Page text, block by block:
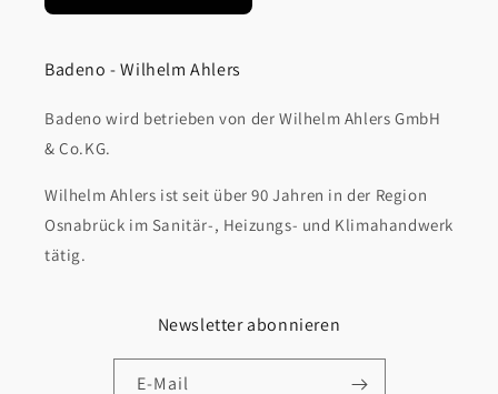
Badeno - Wilhelm Ahlers
Badeno wird betrieben von der Wilhelm Ahlers GmbH
& Co.KG.
Wilhelm Ahlers ist seit über 90 Jahren in der Region
Osnabrück im Sanitär-, Heizungs- und Klimahandwerk
tätig.
Newsletter abonnieren
E-Mail